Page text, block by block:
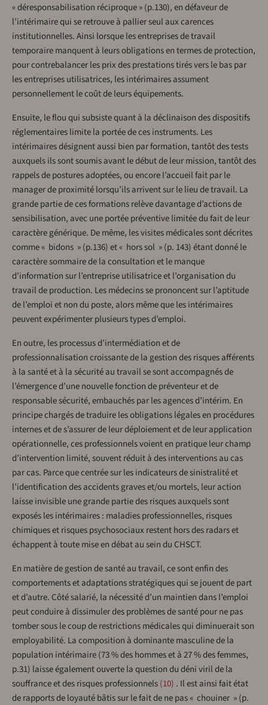
« déresponsabilisation réciproque » (p.130), en défaveur de
l’intérimaire qui se retrouve à pallier seul aux carences
institutionnelles. Ainsi lorsque les entreprises de travail
temporaire manquent à leurs obligations en termes de protection,
pour contrebalancer les prix des prestations tirés vers le bas par
les entreprises utilisatrices, les intérimaires assument
personnellement le coût de leurs équipements.
Ensuite, le flou qui subsiste quant à la déclinaison des dispositifs
réglementaires limite la portée de ces instruments. Les
intérimaires désignent aussi bien par formation, tantôt des tests
auxquels ils sont soumis avant le début de leur mission, tantôt des
rappels de postures adoptées, ou encore l’accueil fait par le
manager de proximité lorsqu’ils arrivent sur le lieu de travail. La
grande partie de ces formations relève davantage d’actions de
sensibilisation, avec une portée préventive limitée du fait de leur
caractère générique. De même, les visites médicales sont décrites
comme « bidons » (p.136) et « hors sol » (p. 143) étant donné le
caractère sommaire de la consultation et le manque
d’information sur l’entreprise utilisatrice et l’organisation du
travail de production. Les médecins se prononcent sur l’aptitude
de l’emploi et non du poste, alors même que les intérimaires
peuvent expérimenter plusieurs types d’emploi.
En outre, les processus d’intermédiation et de
professionnalisation croissante de la gestion des risques afférents
à la santé et à la sécurité au travail se sont accompagnés de
l’émergence d’une nouvelle fonction de préventeur et de
responsable sécurité, embauchés par les agences d’intérim. En
principe chargés de traduire les obligations légales en procédures
internes et de s’assurer de leur déploiement et de leur application
opérationnelle, ces professionnels voient en pratique leur champ
d’intervention limité, souvent réduit à des interventions au cas
par cas. Parce que centrée sur les indicateurs de sinistralité et
l’identification des accidents graves et/ou mortels, leur action
laisse invisible une grande partie des risques auxquels sont
exposés les intérimaires : maladies professionnelles, risques
chimiques et risques psychosociaux restent hors des radars et
échappent à toute mise en débat au sein du CHSCT.
En matière de gestion de santé au travail, ce sont enfin des
comportements et adaptations stratégiques qui se jouent de part
et d’autre. Côté salarié, la nécessité d’un maintien dans l’emploi
peut conduire à dissimuler des problèmes de santé pour ne pas
tomber sous le coup de restrictions médicales qui diminuerait son
employabilité. La composition à dominante masculine de la
population intérimaire (73 % des hommes et à 27 % des femmes,
p.31) laisse également ouverte la question du déni viril de la
souffrance et des risques professionnels 10 . Il est ainsi fait état
de rapports de loyauté bâtis sur le fait de ne pas « chouiner » (p.